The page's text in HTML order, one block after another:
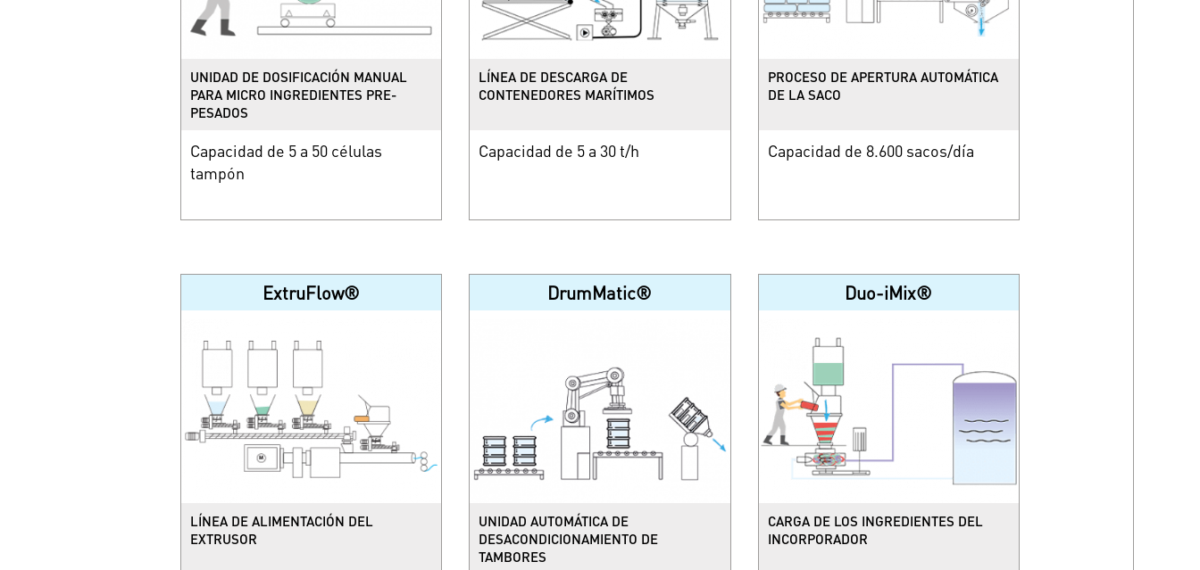
UNIDAD DE DOSIFICACIÓN MANUAL
PARA MICRO INGREDIENTES PRE-
PESADOS
Capacidad de 5 a 50 células
tampón
LÍNEA DE DESCARGA DE
CONTENEDORES MARÍTIMOS
Capacidad de 5 a 30 t/h
PROCESO DE APERTURA AUTOMÁTICA
DE LA SACO
Capacidad de 8.600 sacos/día
ExtruFlow®
LÍNEA DE ALIMENTACIÓN DEL
EXTRUSOR
DrumMatic®
UNIDAD AUTOMÁTICA DE
DESACONDICIONAMIENTO DE
TAMBORES
Duo-iMix®
CARGA DE LOS INGREDIENTES DEL
INCORPORADOR